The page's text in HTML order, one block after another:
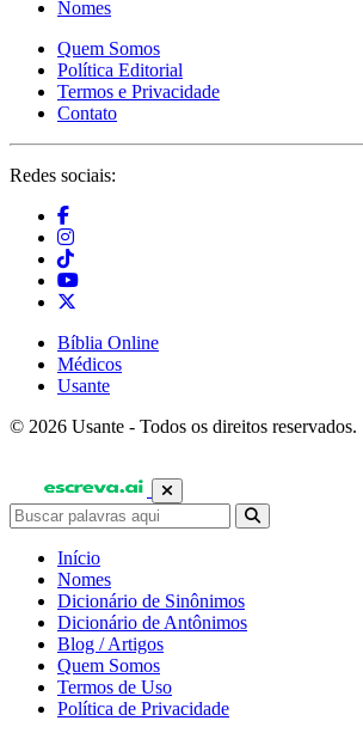
Nomes
Quem Somos
Política Editorial
Termos e Privacidade
Contato
Redes sociais:
Bíblia Online
Médicos
Usante
© 2026 Usante - Todos os direitos reservados.
Início
Nomes
Dicionário de Sinônimos
Dicionário de Antônimos
Blog / Artigos
Quem Somos
Termos de Uso
Política de Privacidade